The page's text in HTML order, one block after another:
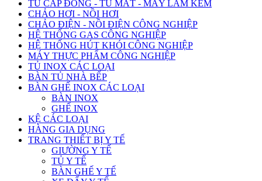
TỦ CẤP ĐÔNG - TỦ MÁT - MÁY LÀM KEM
CHẢO HƠI - NỒI HƠI
CHẢO ĐIỆN - NỒI ĐIỆN CÔNG NGHIỆP
HỆ THỐNG GAS CÔNG NGHIỆP
HỆ THỐNG HÚT KHÓI CÔNG NGHIỆP
MÁY THỰC PHẨM CÔNG NGHIỆP
TỦ INOX CÁC LOẠI
BÀN TỦ NHÀ BẾP
BÀN GHẾ INOX CÁC LOẠI
BÀN INOX
GHẾ INOX
KỆ CÁC LOẠI
HÀNG GIA DỤNG
TRANG THIẾT BỊ Y TẾ
GIƯỜNG Y TẾ
TỦ Y TẾ
BÀN GHẾ Y TẾ